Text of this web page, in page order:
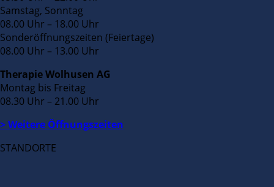
Samstag, Sonntag
08.00 Uhr – 18.00 Uhr
Sonderöffnungszeiten (Feiertage)
08.00 Uhr – 13.00 Uhr
Therapie Wolhusen AG
Montag bis Freitag
08.30 Uhr – 21.00 Uhr
> Weitere Öffnungszeiten
STANDORTE